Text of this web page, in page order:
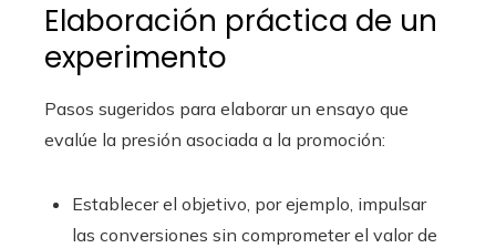
Elaboración práctica de un
experimento
Pasos sugeridos para elaborar un ensayo que
evalúe la presión asociada a la promoción:
Establecer el objetivo, por ejemplo, impulsar
las conversiones sin comprometer el valor de